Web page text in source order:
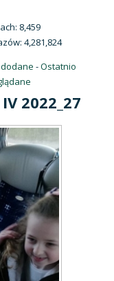
8,459
4,281,824
-Ostatnio
2022_27